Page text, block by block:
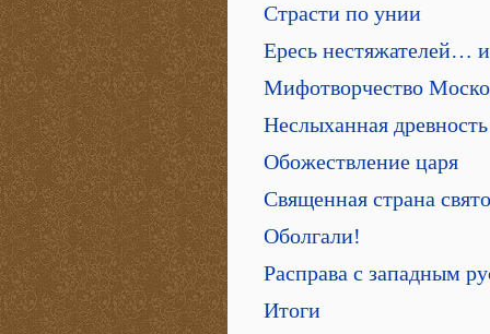
Страсти по унии
Ересь нестяжателей…
Мифотворчество
Неслыханная
Обожествление царя
Священная страна
Оболгали!
Расправа с западным
Итоги